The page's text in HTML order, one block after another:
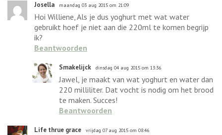
Josella maandag 03 aug 2015 om 21:09
Hoi Williene, Als je dus yoghurt met wat water
gebruikt hoef je niet aan die 220ml te komen begrijp
ik?
Beantwoorden
Smakelijck dinsdag 04 aug 2015 om 13:36
Jawel, je maakt van wat yoghurt en water dan
220 milliliter. Dat vocht is nodig om het brood
te maken. Succes!
Beantwoorden
Life thrue grace vrijdag 07 aug 2015 om 08:46